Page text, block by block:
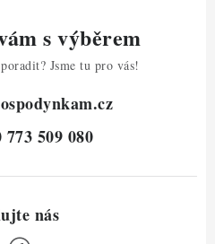
s výběrem
Jsme tu pro vás!
773 509 080